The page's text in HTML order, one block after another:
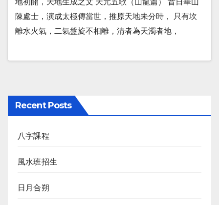
陳處士，演成太極傳當世，推原天地未分時， 只有坎
離水火氣，二氣盤旋不相離，清者為天濁者地，
Recent Posts
八字課程
風水班招生
日月合朔